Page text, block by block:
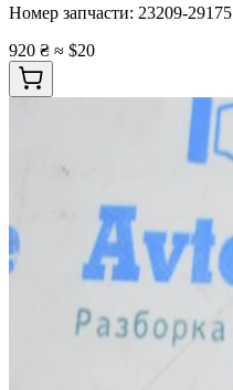
Номер запчасти: 23209-29175
920 ₴ ≈ $20